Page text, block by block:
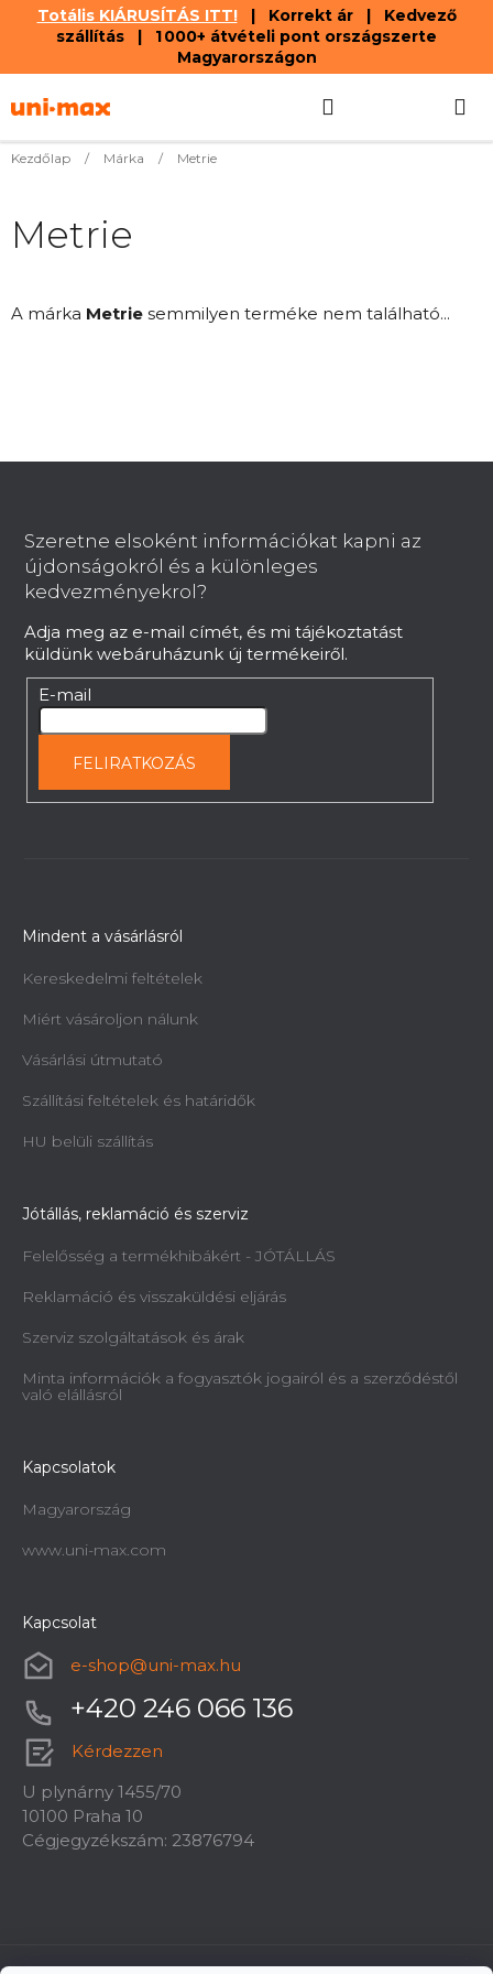
Totális KIÁRUSÍTÁS ITT!| Korrekt ár | Kedvező
szállítás | 1 000+ átvételi pont országszerte
Magyarországon
tartalomhoz
KOSÁR
Kezdőlap / Márka / Metrie
Metrie
A márka Metrie semmilyen terméke nem található...
Szeretne elsoként információkat kapni az
újdonságokról és a különleges
kedvezményekrol?
Adja meg az e-mail címét, és mi tájékoztatást
küldünk webáruházunk új termékeiről.
E-mail
FELIRATKOZÁS
Mindent a vásárlásról
Kereskedelmi feltételek
Miért vásároljon nálunk
Vásárlási útmutató
Szállítási feltételek és határidők
HU belüli szállítás
Jótállás, reklamáció és szerviz
Felelősség a termékhibákért - JÓTÁLLÁS
Reklamáció és visszaküldési eljárás
Szerviz szolgáltatások és árak
Minta információk a fogyasztók jogairól és a szerződéstől
való elállásról
Kapcsolatok
Magyarország
www.uni-max.com
Kapcsolat
e-shop@uni-max.hu
+420 246 066 136
Kérdezzen
U plynárny 1455/70
10100 Praha 10
Cégjegyzékszám: 23876794